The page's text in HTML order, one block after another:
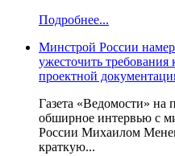
Подробнее...
Минстрой России
ужесточить требования
проектной
Газета «Ведомости» на
обширное интервью с
России Михаилом
краткую...